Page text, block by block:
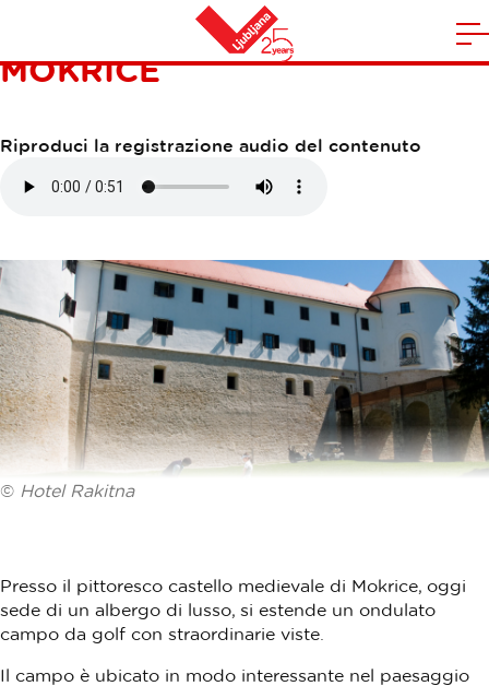
Casa
la
CAMPO DI GOLF GRAD
MOKRICE
Riproduci la registrazione audio del contenuto
© Hotel Rakitna
Presso il pittoresco castello medievale di Mokrice, oggi
sede di un albergo di lusso, si estende un ondulato
campo da golf con straordinarie viste.
Il campo è ubicato in modo interessante nel paesaggio